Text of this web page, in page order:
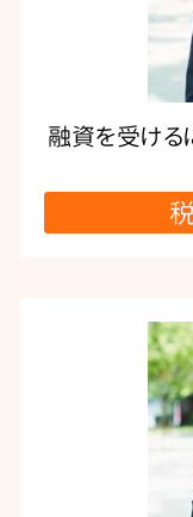
融資を受ける